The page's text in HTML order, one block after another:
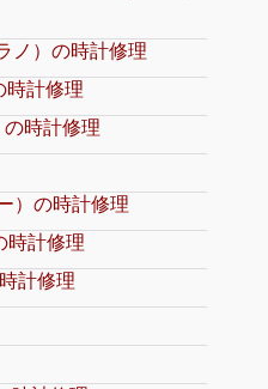
ノ）の時計修理
時計修理
時計修理
）の時計修理
時計修理
計修理